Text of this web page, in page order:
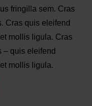
fringilla sem. Cras
Cras quis eleifend
mollis ligula. Cras
– quis eleifend
mollis ligula.